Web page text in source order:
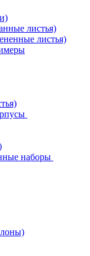
листья)
листья)
наборы